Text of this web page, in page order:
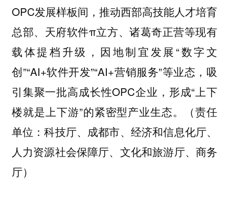
OPC发展样板间，推动西部高技能人才培育
总部、天府软件π立方、诸葛奇正营等现有
载体提档升级，因地制宜发展“数字文
创”“AI+软件开发”“AI+营销服务”等业态，吸
引集聚一批高成长性OPC企业，形成“上下
楼就是上下游”的紧密型产业生态。（责任
单位：科技厅、成都市、经济和信息化厅、
人力资源社会保障厅、文化和旅游厅、商务
厅）